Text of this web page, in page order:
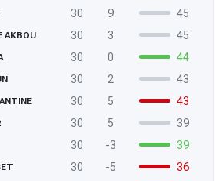
30 9
45
AKBOU 30 3
45
30 0
44
30 2
43
30 5
43
30 5
39
30 -3
39
30 -5
36